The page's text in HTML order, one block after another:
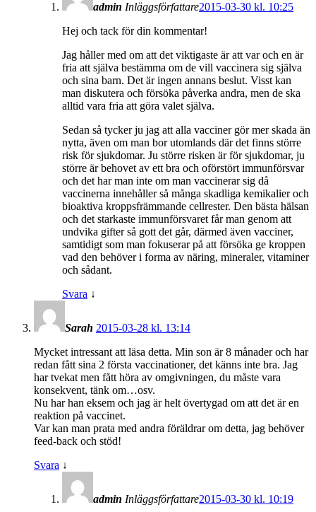
admin Inläggsförfattare2015-03-30 kl. 10:25
Hej och tack för din kommentar!
Jag håller med om att det viktigaste är att var och en är
fria att själva bestämma om de vill vaccinera sig själva
och sina barn. Det är ingen annans beslut. Visst kan
man diskutera och försöka påverka andra, men de ska
alltid vara fria att göra valet själva.
Sedan så tycker ju jag att alla vacciner gör mer skada än
nytta, även om man bor utomlands där det finns större
risk för sjukdomar. Ju större risken är för sjukdomar, ju
större är behovet av ett bra och oförstört immunförsvar
och det har man inte om man vaccinerar sig då
vaccinerna innehåller så många skadliga kemikalier och
bioaktiva kroppsfrämmande cellrester. Den bästa hälsan
och det starkaste immunförsvaret får man genom att
undvika gifter så gott det går, därmed även vacciner,
samtidigt som man fokuserar på att försöka ge kroppen
vad den behöver i forma av näring, mineraler, vitaminer
och sådant.
Svara ↓
Sarah 2015-03-28 kl. 13:14
Mycket intressant att läsa detta. Min son är 8 månader och har
redan fått sina 2 första vaccinationer, det känns inte bra. Jag
har tvekat men fått höra av omgivningen, du måste vara
konsekvent, tänk om…osv.
Nu har han eksem och jag är helt övertygad om att det är en
reaktion på vaccinet.
Var kan man prata med andra föräldrar om detta, jag behöver
feed-back och stöd!
Svara ↓
admin Inläggsförfattare2015-03-30 kl. 10:19